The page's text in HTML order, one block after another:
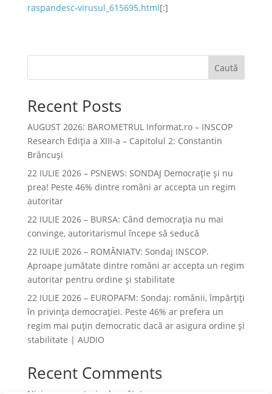
raspandesc-virusul_615695.html[:]
Caută
Recent Posts
AUGUST 2026: BAROMETRUL Informat.ro – INSCOP
Research Ediția a XIII-a – Capitolul 2: Constantin
Brâncuși
22 IULIE 2026 – PSNEWS: SONDAJ Democrație și nu
prea! Peste 46% dintre români ar accepta un regim
autoritar
22 IULIE 2026 – BURSA: Când democraţia nu mai
convinge, autoritarismul începe să seducă
22 IULIE 2026 – ROMÂNIATV: Sondaj INSCOP.
Aproape jumătate dintre români ar accepta un regim
autoritar pentru ordine și stabilitate
22 IULIE 2026 – EUROPAFM: Sondaj: românii, împărțiți
în privința democrației. Peste 46% ar prefera un
regim mai puțin democratic dacă ar asigura ordine și
stabilitate | AUDIO
Recent Comments